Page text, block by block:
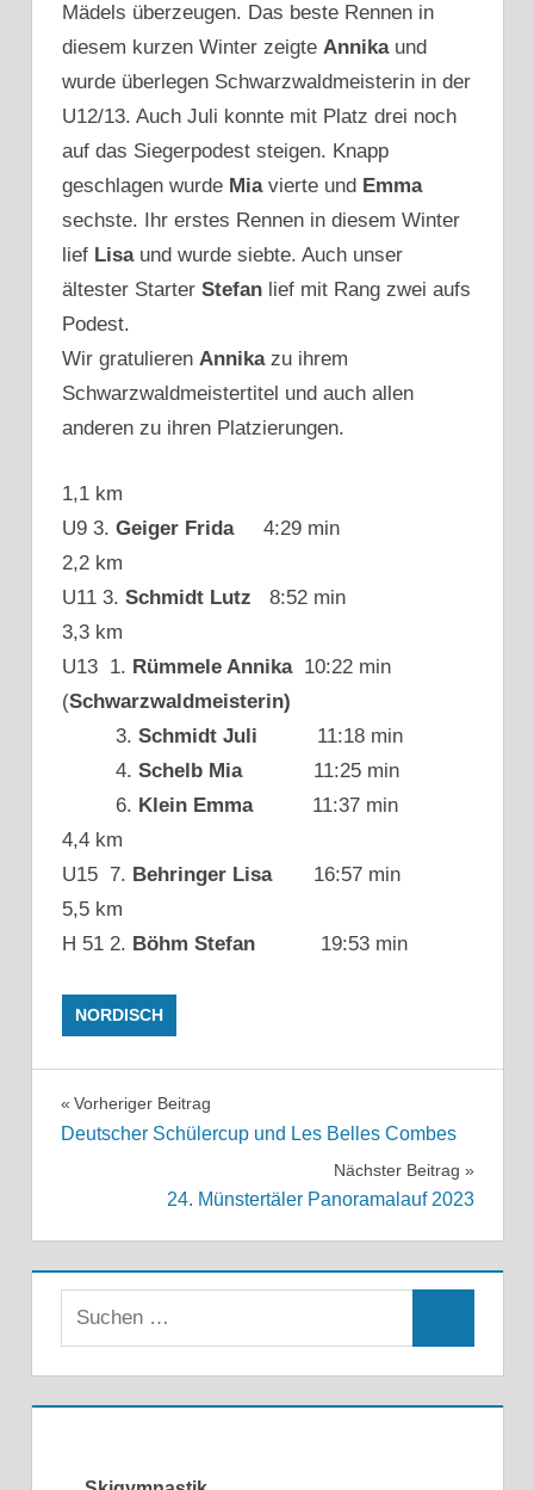
Mädels überzeugen. Das beste Rennen in
diesem kurzen Winter zeigte Annikaund
wurde überlegen Schwarzwaldmeisterin in der
U12/13. Auch Juli konnte mit Platz drei noch
auf das Siegerpodest steigen. Knapp
geschlagen wurde Miavierte und Emma
sechste. Ihr erstes Rennen in diesem Winter
lief Lisaund wurde siebte. Auch unser
ältester Starter Stefan lief mit Rang zwei aufs
Podest.
Wir gratulieren Annika zu ihrem
Schwarzwaldmeistertitel und auch allen
anderen zu ihren Platzierungen.
1,1 km
U9 3. Geiger Frida
4:29 min
2,2 km
U11 3. Schmidt Lutz
8:52 min
3,3 km
U13 1. Rümmele Annika10:22 min
(Schwarzwaldmeisterin)
3. Schmidt Juli
11:18 min
4. Schelb Mia
11:25 min
6. Klein Emma
11:37 min
4,4 km
U15 7. Behringer Lisa
16:57 min
5,5 km
H 51 2. Böhm Stefan 19:53 min
NORDISCH
Beitragsnavigation
Vorheriger Beitrag
Deutscher Schülercup und Les Belles Combes
Nächster Beitrag
24. Münstertäler Panoramalauf 2023